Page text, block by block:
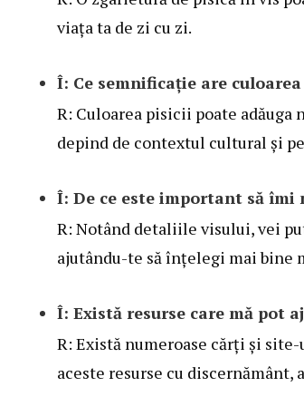
viața ta de zi cu zi.
Î: Ce semnificație are
R: Culoarea pisicii poate
depind de contextul cultural și
Î: De ce este important să îmi
R: Notând detaliile visului, vei
ajutându-te să înțelegi mai bine
Î: Există resurse care mă pot
R: Există numeroase cărți și
aceste resurse cu